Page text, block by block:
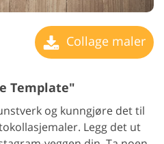
Collage maler
Template"
og kunngjøre det til
Legg det ut